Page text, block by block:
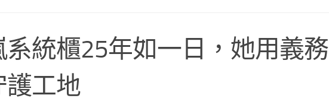
系統櫃25年如一日，她用義務
護工地